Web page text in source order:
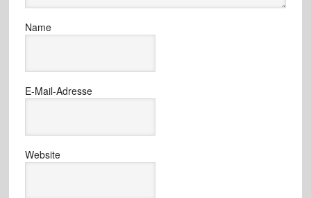
Name
E-Mail-Adresse
Website